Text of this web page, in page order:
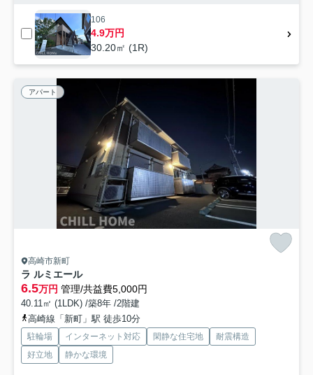
106
4.9万円
30.20㎡ (1R)
アパート
高崎市新町
ラ ルミエール
6.5万円 管理/共益費5,000円
40.11㎡ (1LDK) /築8年 /2階建
高崎線「新町」駅 徒歩10分
駐輪場 インターネット対応 閑静な住宅地
耐震構造
好立地
静かな環境